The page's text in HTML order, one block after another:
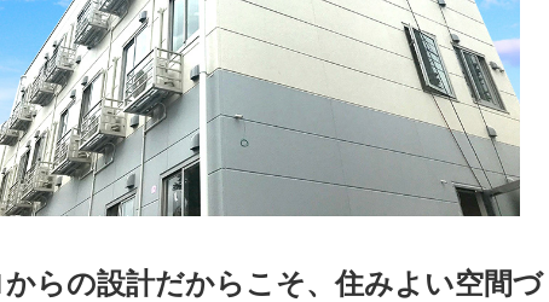
らの設計だからこそ、住みよい空間づ